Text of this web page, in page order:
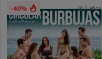
-40% 2 años